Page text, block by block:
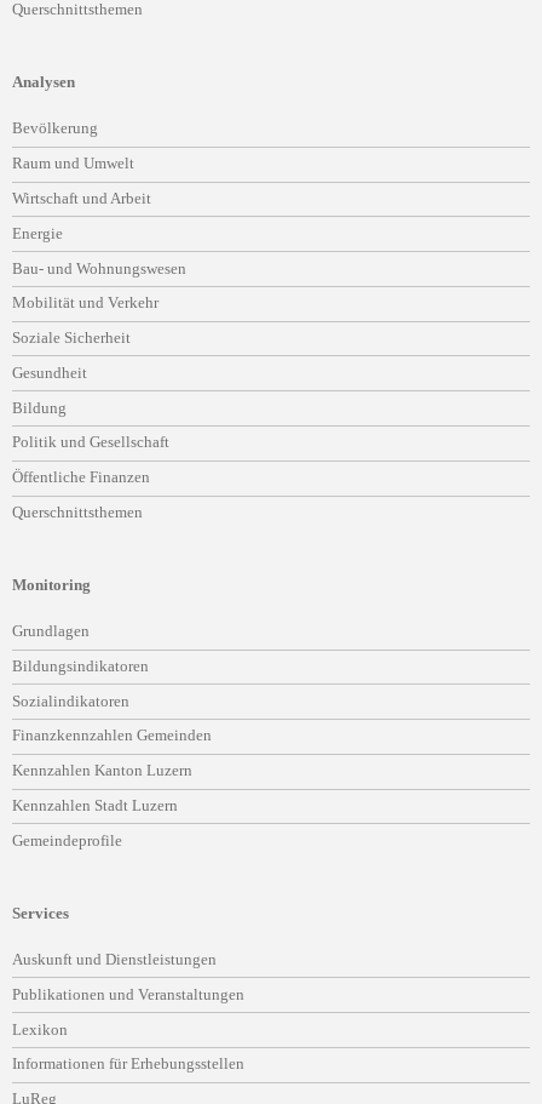
Querschnittsthemen
Analysen
Navigation
überspringen
Bevölkerung
Raum und Umwelt
Wirtschaft und Arbeit
Energie
Bau- und Wohnungswesen
Mobilität und Verkehr
Soziale Sicherheit
Gesundheit
Bildung
Politik und Gesellschaft
Öffentliche Finanzen
Querschnittsthemen
Monitoring
Navigation
überspringen
Grundlagen
Bildungsindikatoren
Sozialindikatoren
Finanzkennzahlen Gemeinden
Kennzahlen Kanton Luzern
Kennzahlen Stadt Luzern
Gemeindeprofile
Services
Navigation
überspringen
Auskunft und Dienstleistungen
Publikationen und Veranstaltungen
Lexikon
Informationen für Erhebungsstellen
LuReg